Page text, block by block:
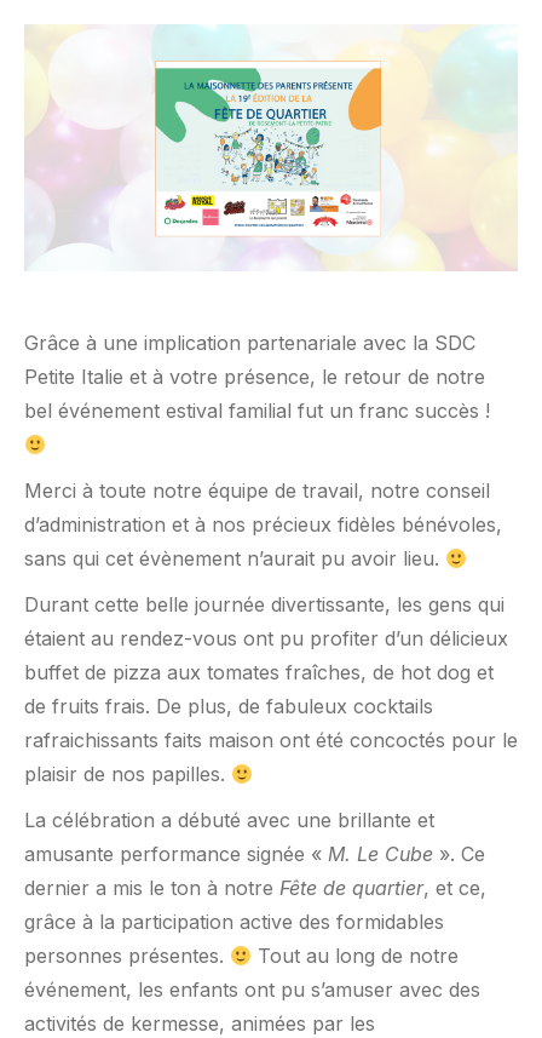
Grâce à une implication partenariale avec la SDC
Petite Italie et à votre présence, le retour de notre
bel événement estival familial fut un franc succès !
Merci à toute notre équipe de travail, notre conseil
d’administration et à nos précieux fidèles bénévoles,
sans qui cet évènement n’aurait pu avoir lieu.
Durant cette belle journée divertissante, les gens qui
étaient au rendez-vous ont pu profiter d’un délicieux
buffet de pizza aux tomates fraîches, de hot dog et
de fruits frais. De plus, de fabuleux cocktails
rafraichissants faits maison ont été concoctés pour le
plaisir de nos papilles.
La célébration a débuté avec une brillante et
amusante performance signée « M. Le Cube ». Ce
dernier a mis le ton à notre Fête de quartier, et ce,
grâce à la participation active des formidables
personnes présentes.
Tout au long de notre
événement, les enfants ont pu s’amuser avec des
activités de kermesse, animées par les